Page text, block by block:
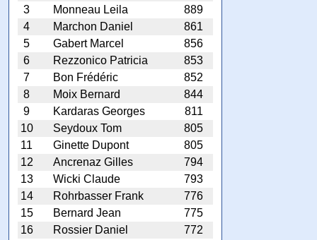
3
Monneau Leila
889
4
Marchon Daniel
861
5
Gabert Marcel
856
6
Rezzonico Patricia
853
7
Bon Frédéric
852
8
Moix Bernard
844
9
Kardaras Georges
811
10
Seydoux Tom
805
11
Ginette Dupont
805
12
Ancrenaz Gilles
794
13
Wicki Claude
793
14
Rohrbasser Frank
776
15
Bernard Jean
775
16
Rossier Daniel
772